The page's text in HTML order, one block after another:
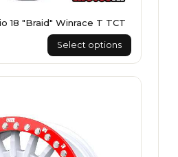
18 "Braid" Winrace T TCT
Select options